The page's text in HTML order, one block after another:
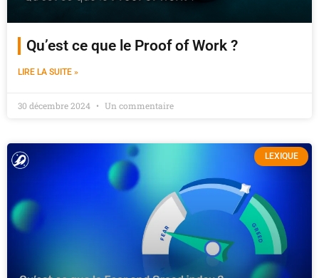
Qu’est ce que le Proof of Work ?
LIRE LA SUITE »
30 décembre 2024 Un commentaire
LEXIQUE